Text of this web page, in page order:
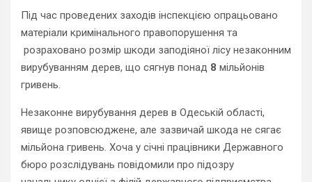
Під час проведених заходів інспекцією опрацьовано
матеріали кримінального правопорушення та
розраховано розмір шкоди заподіяної лісу незаконним
вирубуванням дерев, що сягнув понад 8 мільйонів
гривень.
Незаконне вирубування дерев в Одеській області,
явище розповсюджене, але зазвичай шкода не сягає
мільйона гривень. Хоча у січні працівники Державного
бюро розслідувань повідомили про підозру